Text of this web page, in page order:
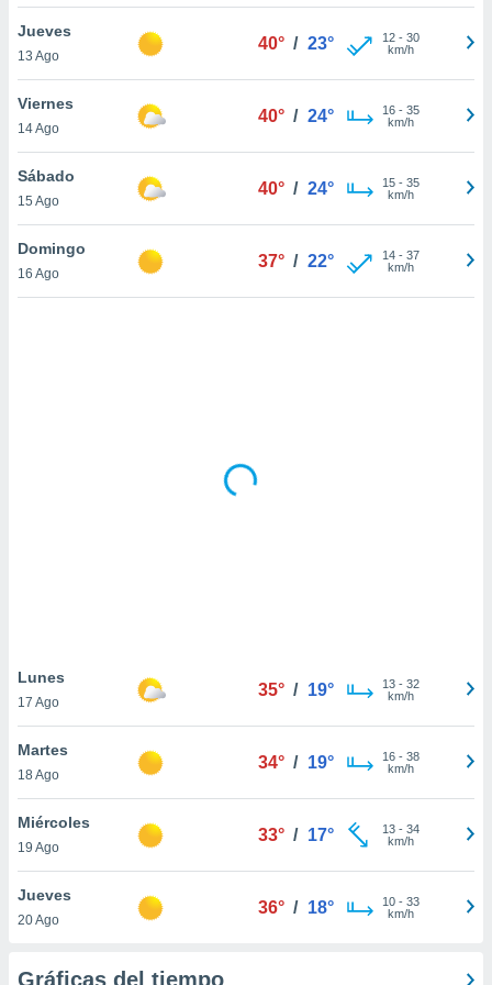
sitio
En
sean
el sitio
ni para
o
similares
como
sitio
de
traten tus
en
interés
su
Jueves
13 Ago
40° / 23° 12- 30
km/h
Viernes
14 Ago
40° / 24° 16- 35
km/h
Sábado
15 Ago
40° / 24° 15- 35
km/h
Domingo
16 Ago
37° / 22° 14- 37
km/h
Lunes
17 Ago
35° / 19° 13- 32
km/h
Martes
18 Ago
34° / 19° 16- 38
km/h
Miércoles
19 Ago
33° / 17° 13- 34
km/h
Jueves
20 Ago
36° / 18° 10- 33
km/h
Gráficas del tiempo